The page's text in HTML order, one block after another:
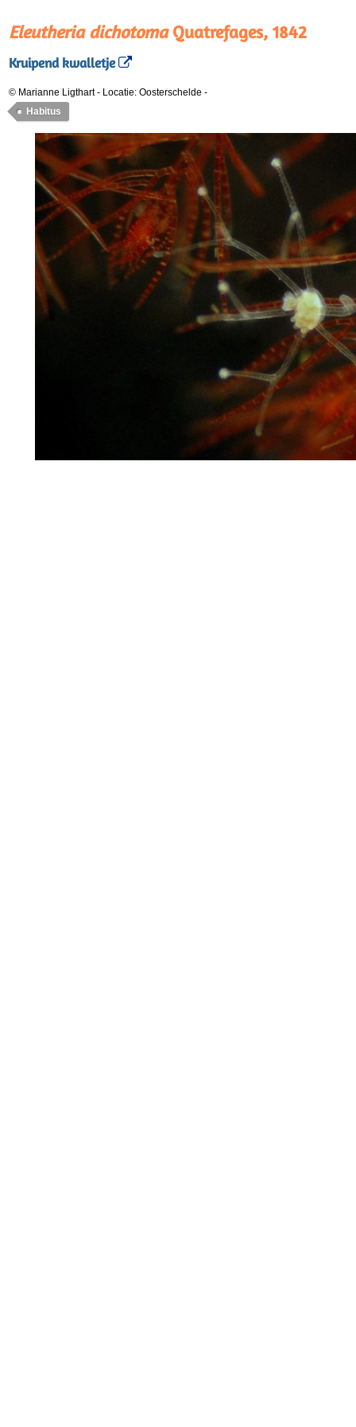
Eleutheria dichotomaQuatrefages, 1842
Kruipend kwalletje
© Marianne Ligthart- Locatie: Oosterschelde -
Habitus